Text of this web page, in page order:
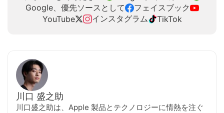
Google、優先ソースとして
フェイスブック
YouTube
インスタグラム TikTok
川口 盛之助
川口盛之助は、Apple 製品とテクノロジーに情熱を注ぐ